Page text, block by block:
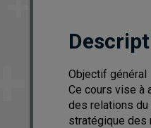
Objectif général
Ce cours vise à
des relations
stratégique des